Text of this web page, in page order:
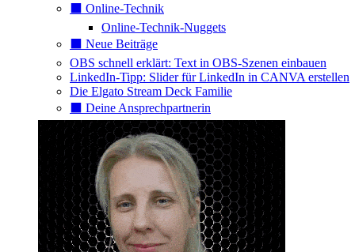
⬛️ Online-Technik
Online-Technik-Nuggets
⬛️ Neue Beiträge
OBS schnell erklärt: Text in OBS-Szenen einbauen
LinkedIn-Tipp: Slider für LinkedIn in CANVA erstellen
Die Elgato Stream Deck Familie
⬛️ Deine Ansprechpartnerin